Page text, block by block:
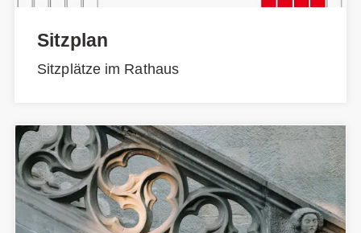
Sitzplan
Sitzplätze im Rathaus